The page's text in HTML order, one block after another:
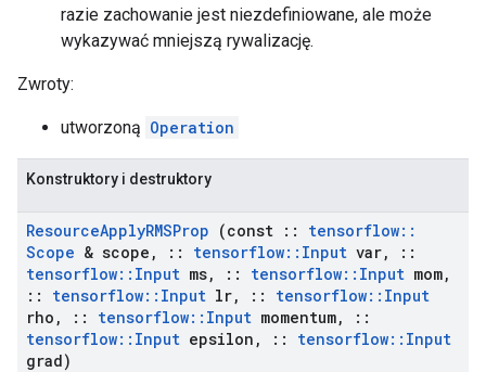
razie zachowanie jest niezdefiniowane, ale może
wykazywać mniejszą rywalizację.
Zwroty:
utworzoną Operation
Konstruktory i destruktory
ResourceApplyRMSProp (const :: tensorflow::
Scope & scope , :: tensorflow:: Input var,
::
tensorflow:: Input ms, :: tensorflow:: Input mom,
::
tensorflow:: Input lr, :: tensorflow:: Input
rho , :: tensorflow:: Input momentum,
::
tensorflow:: Input epsilon , :: tensorflow:: Input
grad)